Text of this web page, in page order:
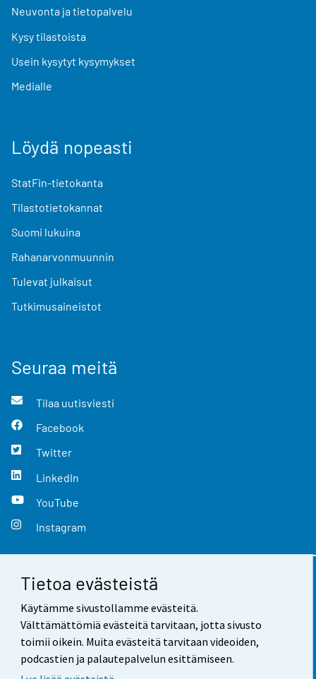
Tietoa evästeistä
Käytämme sivustollamme evästeitä.
Välttämättömiä evästeitä tarvitaan, jotta sivusto
toimii oikein. Muita evästeitä tarvitaan videoiden,
podcastien ja palautepalvelun esittämiseen.
Neuvonta ja tietopalvelu
Kysy tilastoista
Usein kysytyt kysymykset
Medialle
Löydä nopeasti
StatFin-tietokanta
Tilastotietokannat
Suomi lukuina
Rahanarvonmuunnin
Tulevat julkaisut
Tutkimusaineistot
Seuraa meitä
Tilaa uutisviesti
Facebook
Twitter
LinkedIn
YouTube
Instagram
Yhteystiedot
Palaute
Käyttöehdot